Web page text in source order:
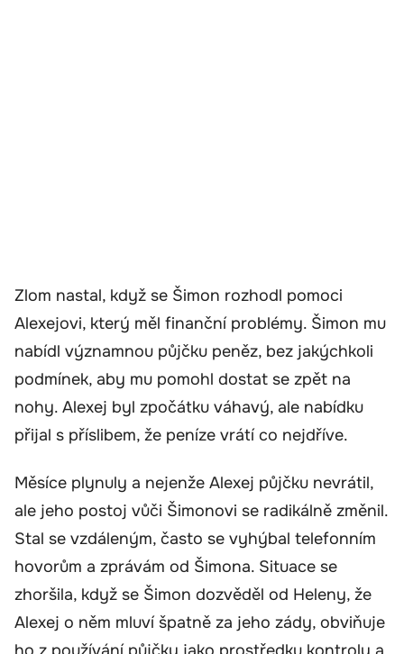
Zlom nastal, když se Šimon rozhodl pomoci
Alexejovi, který měl finanční problémy. Šimon mu
nabídl významnou půjčku peněz, bez jakýchkoli
podmínek, aby mu pomohl dostat se zpět na
nohy. Alexej byl zpočátku váhavý, ale nabídku
přijal s příslibem, že peníze vrátí co nejdříve.
Měsíce plynuly a nejenže Alexej půjčku nevrátil,
ale jeho postoj vůči Šimonovi se radikálně změnil.
Stal se vzdáleným, často se vyhýbal telefonním
hovorům a zprávám od Šimona. Situace se
zhoršila, když se Šimon dozvěděl od Heleny, že
Alexej o něm mluví špatně za jeho zády, obviňuje